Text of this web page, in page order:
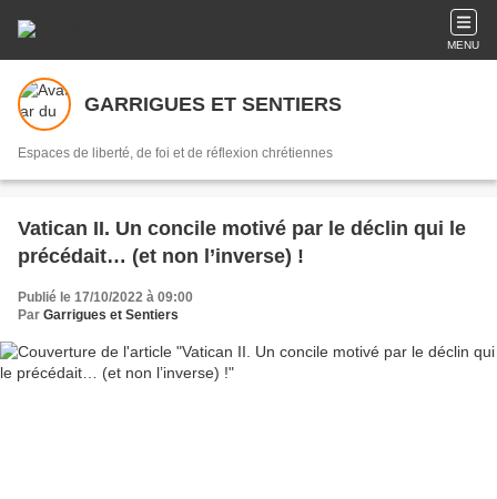
MENU
GARRIGUES ET SENTIERS
Espaces de liberté, de foi et de réflexion chrétiennes
Vatican II. Un concile motivé par le déclin qui le
précédait… (et non l’inverse) !
Publié le 17/10/2022 à 09:00
Par Garrigues et Sentiers